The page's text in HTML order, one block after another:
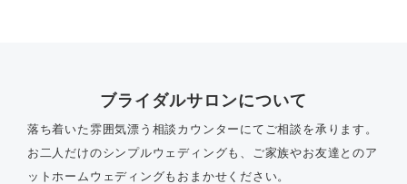
ブライダルサロンについて
落ち着いた雰囲気漂う相談カウンターにてご相談を承ります。
お二人だけのシンプルウェディングも、ご家族やお友達とのア
ットホームウェディングもおまかせください。